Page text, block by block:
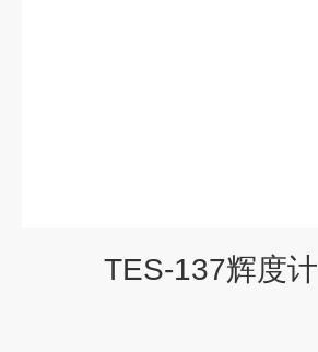
TES-137辉度计